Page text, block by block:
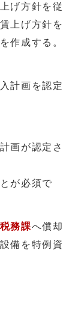
げ方針を従
上げ方針を
作成する。
計画を認定
画が認定さ
が必須で
税務課へ償却
備を特例資